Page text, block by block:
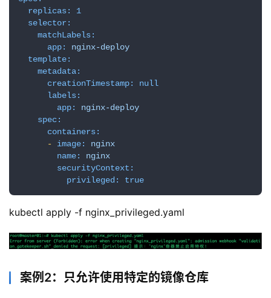
replicas:
1
selector:
matchLabels:
app:
nginx-deploy
template:
metadata:
creationTimestamp:
null
labels:
app:
nginx-deploy
spec:
containers:
-
image:
nginx
name:
nginx
securityContext:
privileged:
true
kubectl apply -f nginx_privileged.yaml
案例2：只允许使用特定的镜像仓库